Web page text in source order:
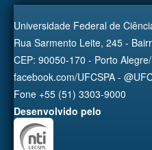
Universidade Federal de
Rua Sarmento Leite, 245 -
CEP: 90050-170 - Porto
facebook.com/UFCSPA -
Fone +55 (51) 3303-9000
Desenvolvido pelo